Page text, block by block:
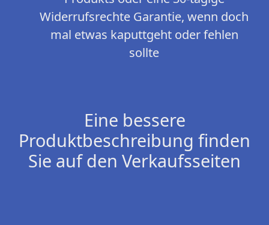
Widerrufsrechte Garantie, wenn doch
mal etwas kaputtgeht oder fehlen
sollte
Eine bessere
Produktbeschreibung finden
Sie auf den Verkaufsseiten